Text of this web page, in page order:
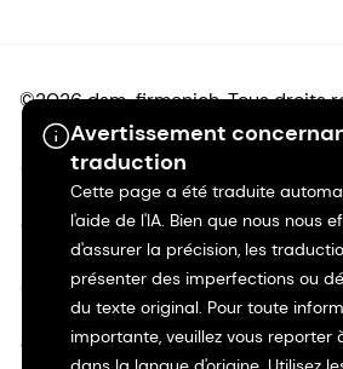
Avertissement
traduction
Cette page a été traduite
l'aide de l'IA. Bien que nous nous
d'assurer la précision, les
présenter des imperfections ou
du texte original. Pour toute
importante, veuillez vous reporter
©2026 dsm-firmenich. Tous droits
Avis de confidentialité
Conditions d'utilisation
Conditions d'utilisation
Transparence en Californie